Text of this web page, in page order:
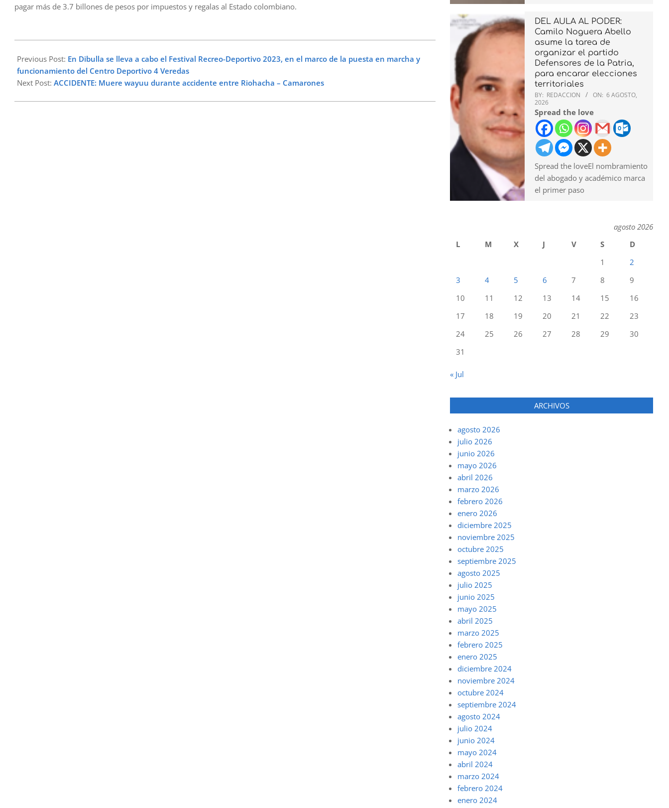
pagar más de 3.7 billones de pesos por impuestos y regalas al Estado colombiano.
12-
17
Previous Post: En Dibulla se lleva a cabo el Festival Recreo-Deportivo 2023, en el marco de la puesta en marcha y
funcionamiento del Centro Deportivo 4 Veredas
Next Post: ACCIDENTE: Muere wayuu durante accidente entre Riohacha – Camarones
DEL AULA AL PODER:
Camilo Noguera Abello
asume la tarea de
organizar el partido
Defensores de la Patria,
para encarar elecciones
territoriales
BY: REDACCION ON: 6 AGOSTO,
2026
Spread the love
Spread the loveEl nombramiento
del abogado y académico marca
el primer paso
agosto 2026
L
M X J V S
D
1
2
3
4 5 6 7 8
9
10
11 12 13 14 15
16
17
18 19 20 21 22
23
24
25 26 27 28 29
30
31
« Jul
ARCHIVOS
agosto 2026
julio 2026
junio 2026
mayo 2026
abril 2026
marzo 2026
febrero 2026
enero 2026
diciembre 2025
noviembre 2025
octubre 2025
septiembre 2025
agosto 2025
julio 2025
junio 2025
mayo 2025
abril 2025
marzo 2025
febrero 2025
enero 2025
diciembre 2024
noviembre 2024
octubre 2024
septiembre 2024
agosto 2024
julio 2024
junio 2024
mayo 2024
abril 2024
marzo 2024
febrero 2024
enero 2024